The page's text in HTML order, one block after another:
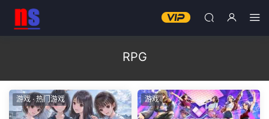
RPG
游戏 ·热门游戏 游戏